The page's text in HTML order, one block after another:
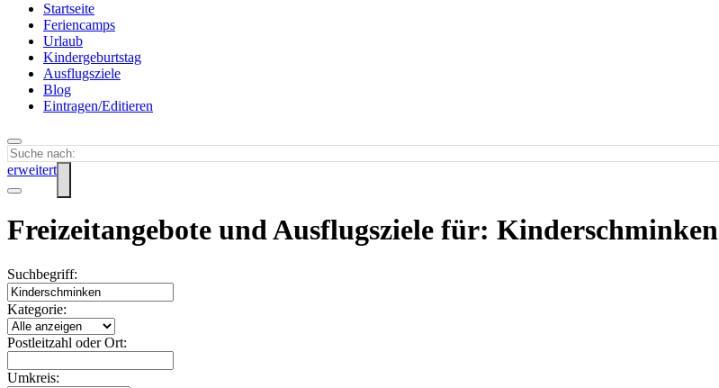
Startseite
Feriencamps
Urlaub
Kindergeburtstag
Ausflugsziele
Blog
Eintragen/Editieren
erweitert
Freizeitangebote und Ausflugsziele für: Kinderschminken
Suchbegriff:
Kategorie:
Postleitzahl oder Ort:
Umkreis: